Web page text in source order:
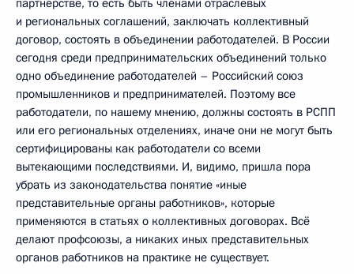
и региональных соглашений, заключать коллективный
договор, состоять в объединении работодателей. В России
сегодня среди предпринимательских объединений только
одно объединение работодателей – Российский союз
промышленников и предпринимателей. Поэтому все
работодатели, по нашему мнению, должны состоять в РСПП
или его региональных отделениях, иначе они не могут быть
сертифицированы как работодатели со всеми
вытекающими последствиями. И, видимо, пришла пора
убрать из законодательства понятие «иные
представительные органы работников», которые
применяются в статьях о коллективных договорах. Всё
делают профсоюзы, а никаких иных представительных
органов работников на практике не существует.